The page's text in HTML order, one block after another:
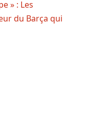
» : Les
du Barça qui